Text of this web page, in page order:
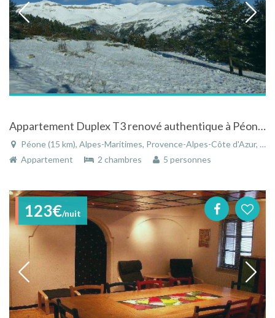
Appartement Duplex T3 renové authentique à Péone dans les Alpes-Maritimes
Péone (15 km), Alpes-Maritimes, Provence-Alpes-Côte d'Azur, France
Appartement
2 chambres 5 personnes
123€/nuit